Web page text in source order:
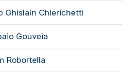
Ghislain Chierichetti
Gouveia
Robortella